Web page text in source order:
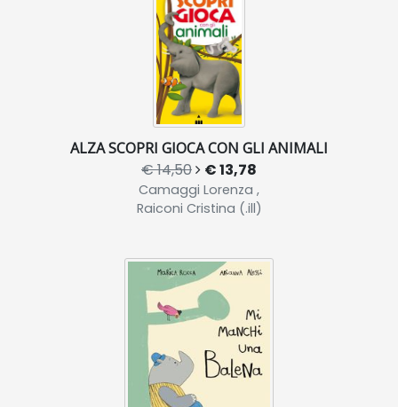
ALZA SCOPRI GIOCA CON GLI ANIMALI
€ 14,50 € 13,78
Camaggi Lorenza ,
Raiconi Cristina (.ill)